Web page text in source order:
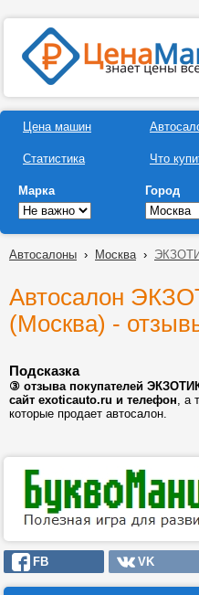
Цена машин
Статистика Что
Марка Город
Автосалоны › Москва›
Автосалон
(Москва) -
Подсказка
③ отзыва покупателей
сайт exoticauto.ru и телефон, а
которые продает автосалон.
FB VK